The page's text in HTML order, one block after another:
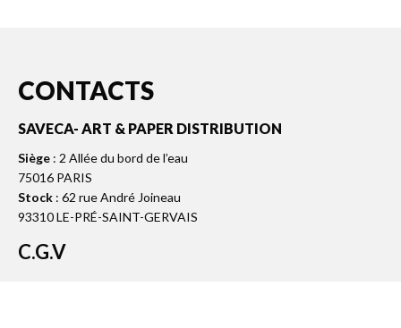
CONTACTS
SAVECA- ART & PAPER DISTRIBUTION
Siège : 2 Allée du bord de l’eau
75016 PARIS
Stock : 62 rue André Joineau
93310 LE-PRÉ-SAINT-GERVAIS
C.G.V